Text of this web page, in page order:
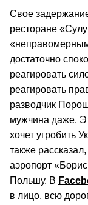
Свое
ресторане
достаточно
реагировать
реагировать
разводчик
мужчина даже.
хочет угробить
также
аэропорт
Польшу. В
в лицо, всю